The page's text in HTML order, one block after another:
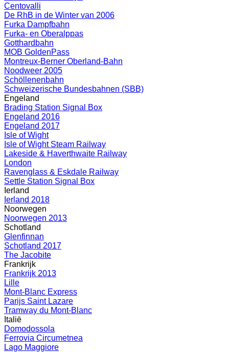
Centovalli
De RhB in de Winter van 2006
Furka Dampfbahn
Furka- en Oberalppas
Gotthardbahn
MOB GoldenPass
Montreux-Berner Oberland-Bahn
Noodweer 2005
Schöllenenbahn
Schweizerische Bundesbahnen (SBB)
Engeland
Brading Station Signal Box
Engeland 2016
Engeland 2017
Isle of Wight
Isle of Wight Steam Railway
Lakeside & Haverthwaite Railway
London
Ravenglass & Eskdale Railway
Settle Station Signal Box
Ierland
Ierland 2018
Noorwegen
Noorwegen 2013
Schotland
Glenfinnan
Schotland 2017
The Jacobite
Frankrijk
Frankrijk 2013
Lille
Mont-Blanc Express
Parijs Saint Lazare
Tramway du Mont-Blanc
Italië
Domodossola
Ferrovia Circumetnea
Lago Maggiore